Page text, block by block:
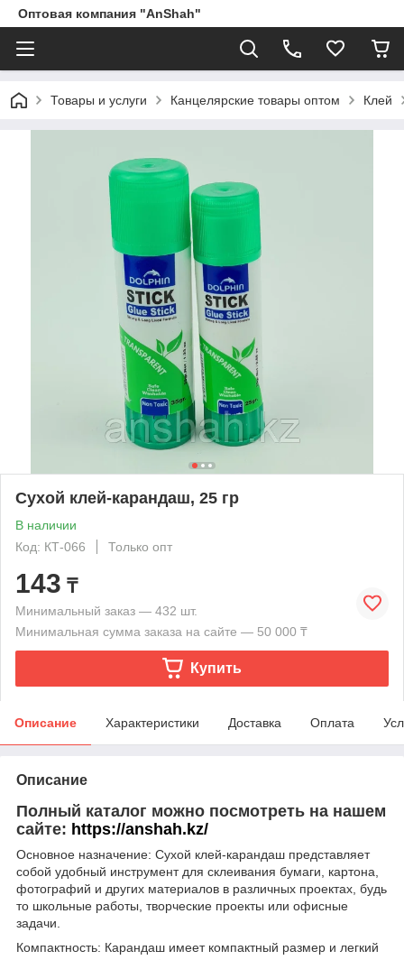
Оптовая компания "AnShah"
Товары и услуги Канцелярские товары оптом Клей
Сухой клей-карандаш, 25 гр
В наличии
Код: КТ-066
Только опт
143 ₸
Минимальный заказ — 432 шт.
Минимальная сумма заказа на сайте — 50 000 ₸
Купить
Описание Характеристики Доставка Оплата
Описание
Полный каталог можно посмотреть на нашем
сайте: https://anshah.kz/
Основное назначение: Сухой клей-карандаш представляет
собой удобный инструмент для склеивания бумаги, картона,
фотографий и других материалов в различных проектах, будь
то школьные работы, творческие проекты или офисные
задачи.
Компактность: Карандаш имеет компактный размер и легкий